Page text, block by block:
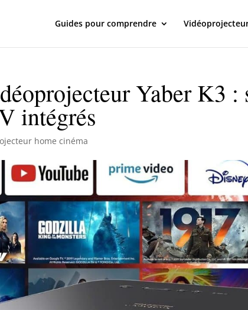
Guides pour comprendre
Yaber K3 :
intégrés
home cinéma